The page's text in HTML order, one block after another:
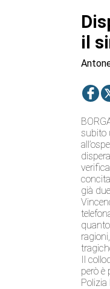
il
subito
già
Il
però è